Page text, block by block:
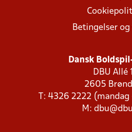
Betingelser
Dansk
DBU Allé 1
2605
T: 4326 2222
M: